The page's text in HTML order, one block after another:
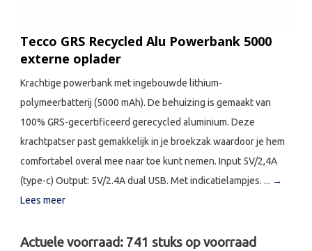
Tecco GRS Recycled Alu Powerbank 5000
externe oplader
Krachtige powerbank met ingebouwde lithium-
polymeerbatterij (5000 mAh). De behuizing is gemaakt van
100% GRS-gecertificeerd gerecycled aluminium. Deze
krachtpatser past gemakkelijk in je broekzak waardoor je hem
comfortabel overal mee naar toe kunt nemen. Input 5V/2,4A
(type-c) Output: 5V/2.4A dual USB. Met indicatielampjes. ... →
Lees meer
Actuele voorraad: 741 stuks op voorraad